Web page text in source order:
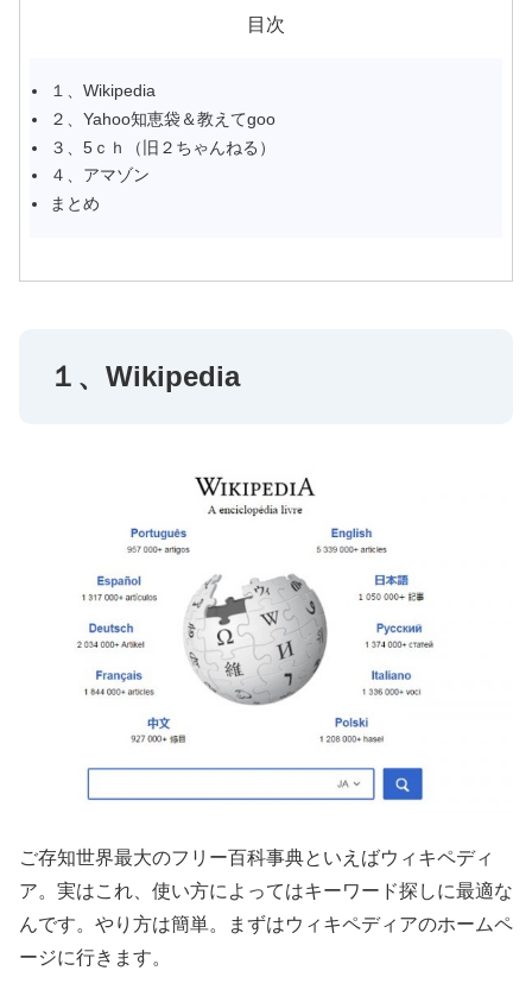
目次
１、Wikipedia
２、Yahoo知恵袋＆教えてgoo
３、5ｃｈ（旧２ちゃんねる）
４、アマゾン
まとめ
１、Wikipedia
ご存知世界最大のフリー百科事典といえばウィキペディ
ア。実はこれ、使い方によってはキーワード探しに最適な
んです。やり方は簡単。まずはウィキペディアのホームペ
ージに行きます。